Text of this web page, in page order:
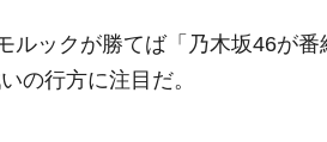
ルックが勝てば「乃木坂46が番
の行方に注目だ。